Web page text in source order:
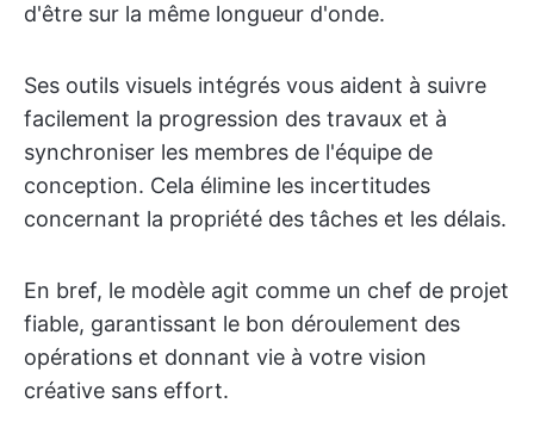
d'être sur la même longueur d'onde.
Ses outils visuels intégrés vous aident à suivre
facilement la progression des travaux et à
synchroniser les membres de l'équipe de
conception. Cela élimine les incertitudes
concernant la propriété des tâches et les délais.
En bref, le modèle agit comme un chef de projet
fiable, garantissant le bon déroulement des
opérations et donnant vie à votre vision
créative sans effort.